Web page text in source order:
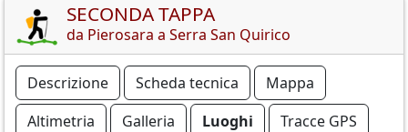
SECONDA TAPPA
da Pierosara a Serra San Quirico
Descrizione Scheda tecnica
Mappa
Altimetria
Galleria Luoghi Tracce GPS